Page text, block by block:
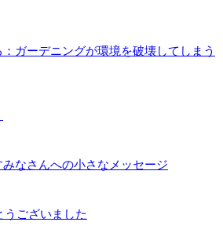
ガーデニングが環境を破壊してしまう
なさんへの小さなメッセージ
うございました